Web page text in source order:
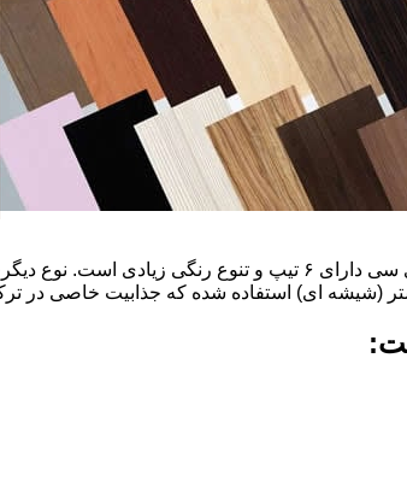
ضخامت این درب ها ۱۶ میل و ۱۸ و١٩و٢٠و٢٢ میل است که با روکش
(شیشه ای) استفاده شده که جذابیت خاصی در